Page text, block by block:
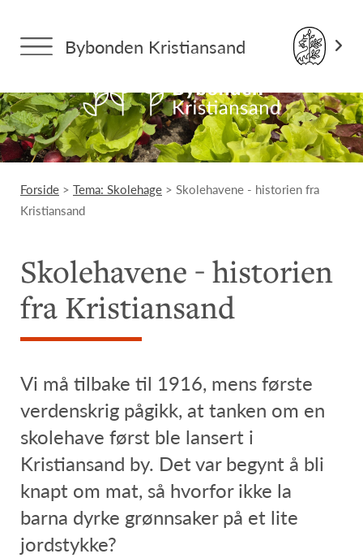
Bybonden Kristiansand
Forside > Tema: Skolehage > Skolehavene - historien fra
Kristiansand
Skolehavene - historien
fra Kristiansand
Vi må tilbake til 1916, mens første
verdenskrig pågikk, at tanken om en
skolehave først ble lansert i
Kristiansand by. Det var begynt å bli
knapt om mat, så hvorfor ikke la
barna dyrke grønnsaker på et lite
jordstykke?